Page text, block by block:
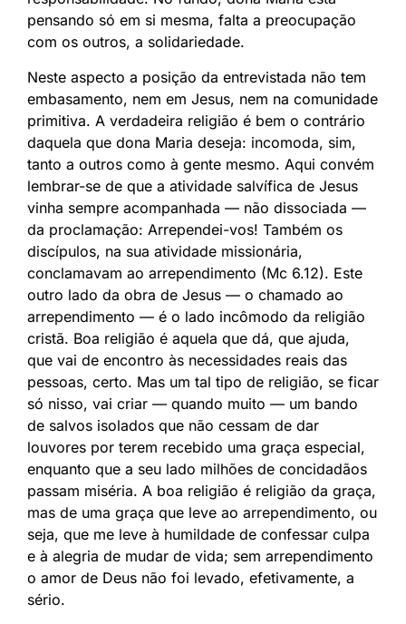
pensando só em si mesma, falta a preocupação
com os outros, a solidariedade.
Neste aspecto a posição da entrevistada não tem
embasamento, nem em Jesus, nem na comunidade
primitiva. A verdadeira religião é bem o contrário
daquela que dona Maria deseja: incomoda, sim,
tanto a outros como à gente mesmo. Aqui convém
lembrar-se de que a atividade salvífica de Jesus
vinha sempre acompanhada — não dissociada —
da proclamação: Arrependei-vos! Também os
discípulos, na sua atividade missionária,
conclamavam ao arrependimento (Mc 6.12). Este
outro lado da obra de Jesus — o chamado ao
arrependimento — é o lado incômodo da religião
cristã. Boa religião é aquela que dá, que ajuda,
que vai de encontro às necessidades reais das
pessoas, certo. Mas um tal tipo de religião, se ficar
só nisso, vai criar — quando muito — um bando
de salvos isolados que não cessam de dar
louvores por terem recebido uma graça especial,
enquanto que a seu lado milhões de concidadãos
passam miséria. A boa religião é religião da graça,
mas de uma graça que leve ao arrependimento, ou
seja, que me leve à humildade de confessar culpa
e à alegria de mudar de vida; sem arrependimento
o amor de Deus não foi levado, efetivamente, a
sério.